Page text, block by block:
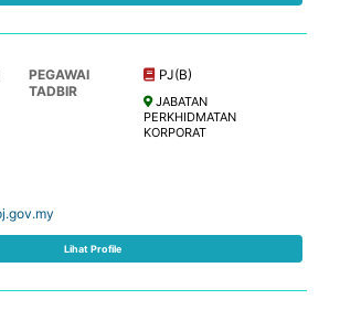
PEGAWAI
TADBIR
PJ(B)
JABATAN
PERKHIDMATAN
KORPORAT
Lihat Profile